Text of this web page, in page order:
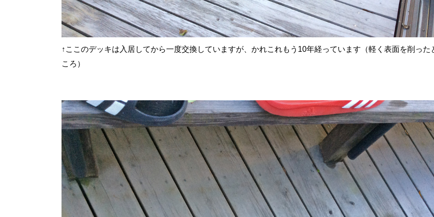
↑ ここのデッキは入居してから一度交換していますが、かれこれもう 10年経っています（軽く表面を削った
ころ）